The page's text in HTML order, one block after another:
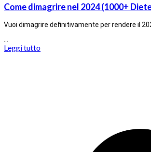
Come dimagrire nel 2024 (1000+
Vuoi dimagrire definitivamente per rendere il
Leggi tutto